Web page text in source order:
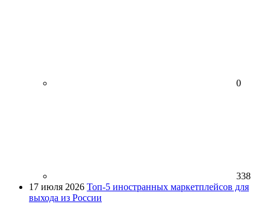
0
338
17 июля 2026 Топ-5 иностранных маркетплейсов для
выхода из России